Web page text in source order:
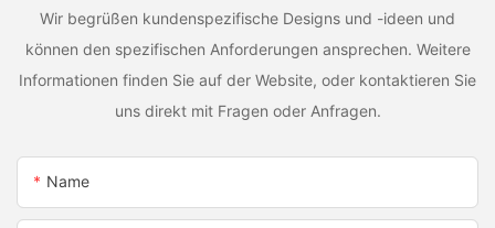
Wir begrüßen kundenspezifische Designs und -ideen und
können den spezifischen Anforderungen ansprechen. Weitere
Informationen finden Sie auf der Website, oder kontaktieren Sie
uns direkt mit Fragen oder Anfragen.
Name